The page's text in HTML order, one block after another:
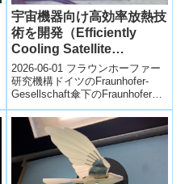
宇宙機器向け高効率放熱技
術を開発（Efficiently
Cooling Satellite
Components in Space）
2026-06-01 フラウンホーファー
研究機構ドイツのFraunhofer-
Gesellschaft傘下のFraunhofer
Heinrich-Hertz-...